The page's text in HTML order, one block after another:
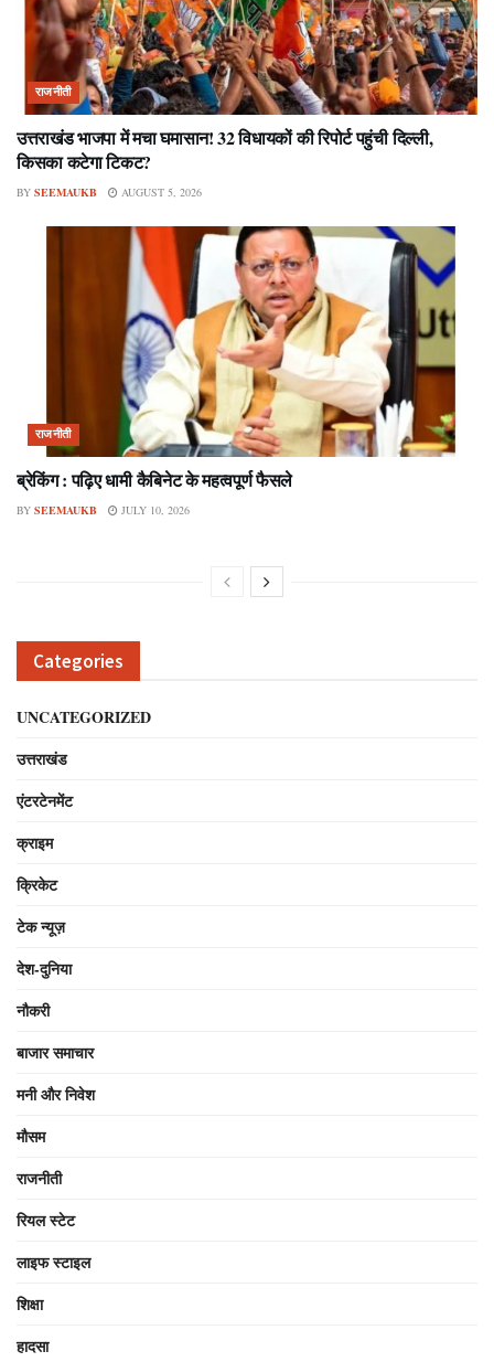
राजनीती
उत्तराखंड भाजपा में मचा घमासान! 32 विधायकों की रिपोर्ट पहुंची दिल्ली,
किसका कटेगा टिकट?
BY SEEMAUKB AUGUST 5, 2026
राजनीती
ब्रेकिंग : पढ़िए धामी कैबिनेट के महत्वपूर्ण फैसले
BY SEEMAUKB JULY 10, 2026
Categories
UNCATEGORIZED
उत्तराखंड
एंटरटेनमेंट
क्राइम
क्रिकेट
टेक न्यूज़
देश-दुनिया
नौकरी
बाजार समाचार
मनी और निवेश
मौसम
राजनीती
रियल स्टेट
लाइफ स्टाइल
शिक्षा
हादसा